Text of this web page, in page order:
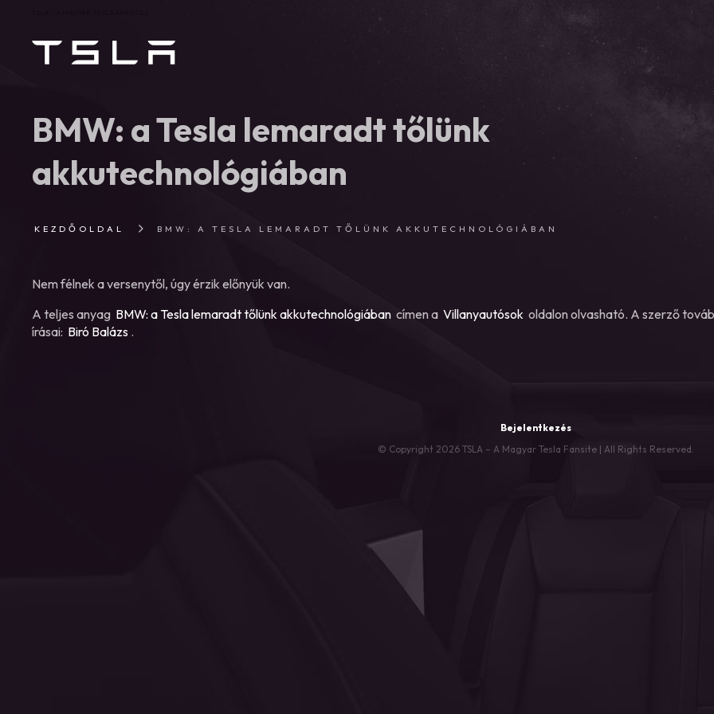
BMW: a Tesla lemaradt tőlünk
akkutechnológiában
KEZDŐOLDAL BMW: A TESLA LEMARADT TŐLÜNK AKKUTECHNOLÓGIÁBAN
Nem félnek a versenytől, úgy érzik előnyük van.
A teljes anyag BMW: a Tesla lemaradt tőlünk akkutechnológiában címen a Villanyautósok oldalon olvasható. A szerző
írásai: Biró Balázs .
Bejelentkezés
© Copyright 2026 TSLA – A Magyar Tesla Fansite | All Rights Reserved.